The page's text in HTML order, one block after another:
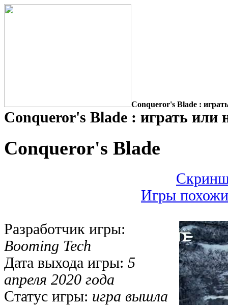
Conqueror's Blade :
Conqueror's Blade : играть или
Conqueror's Blade
Игры
Разработчик игры:
Booming Tech
Дата выхода игры: 5
апреля 2020 года
Статус игры: игра вышла